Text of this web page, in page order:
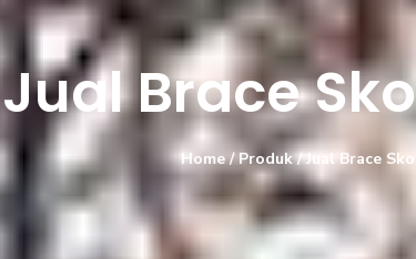
Jual Brace
Home/Produk/Jual Brace